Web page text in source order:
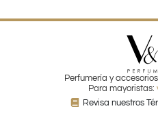
Perfumería y
Para mayoristas:
Revisa nuestros